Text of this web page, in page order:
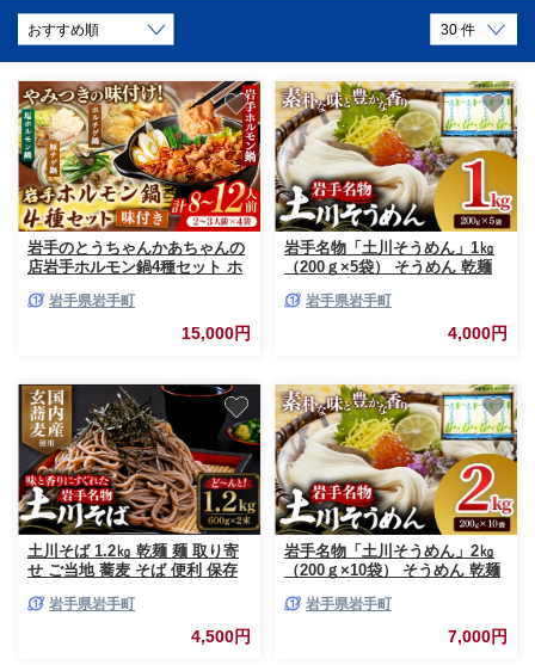
岩手のとうちゃんかあちゃんの
店岩手ホルモン鍋4種セット ホ
鍋 ホルチゲ鍋 お肉 豚肉 ホルモ
ン 鍋 4種 セット お手軽 簡単調
理 食べ比べ 冷凍 岩手県 岩手町
岩手県岩手町
15,000円
岩手名物「土川そうめん」1㎏
（200ｇ×5袋） そうめん 乾麺
らか つるつる のど越し 小分け
ギフト 贈り物 岩手県 岩手町
岩手県岩手町
4,000円
土川そば 1.2㎏ 乾麺 麺 取り寄
せ ご当地 蕎麦 そば 便利 保存
手県 名物
岩手県岩手町
4,500円
岩手名物「土川そうめん」2㎏
（200ｇ×10袋） そうめん 乾麺
らか つるつる のど越し 小分け
ギフト 贈り物 岩手県 岩手町
岩手県岩手町
7,000円